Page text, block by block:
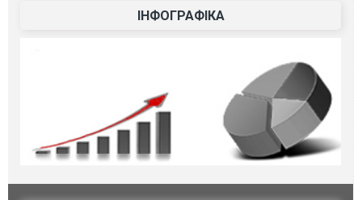
ІНФОГРАФІКА